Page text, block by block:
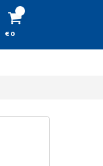
€ 0